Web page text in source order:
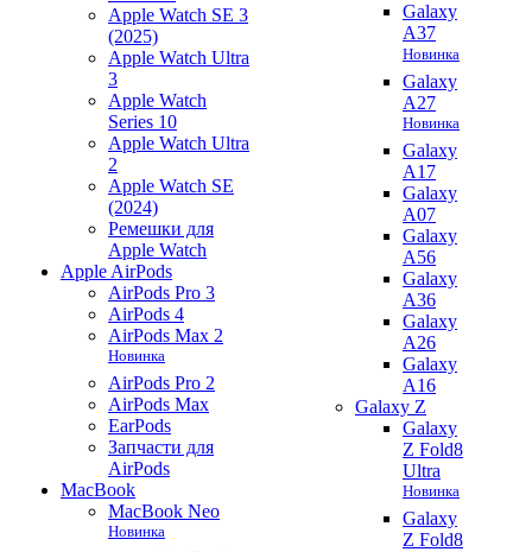
Apple Watch SE 3
(2025)
Apple Watch Ultra
3
Apple Watch
Series 10
Apple Watch Ultra
2
Apple Watch SE
(2024)
Ремешки для
Apple Watch
Apple AirPods
AirPods Pro 3
AirPods 4
AirPods Max 2
Новинка
AirPods Pro 2
AirPods Max
EarPods
Запчасти для
AirPods
MacBook
MacBook Neo
Новинка
Galaxy
A37
Новинка
Galaxy
A27
Новинка
Galaxy
A17
Galaxy
A07
Galaxy
A56
Galaxy
A36
Galaxy
A26
Galaxy
A16
Galaxy Z
Galaxy
Z Fold8
Ultra
Новинка
Galaxy
Z Fold8